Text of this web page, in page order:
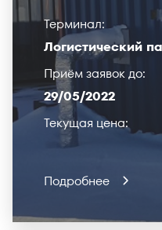
Терминал:
Логистический
Приём заявок до:
29/05/2022
Текущая цена:
Подробнее